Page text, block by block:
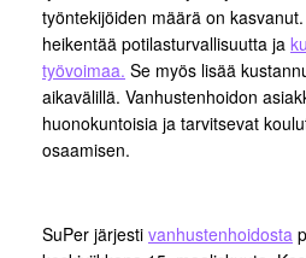
työntekijöiden määrä on
heikentää potilasturvallisuutta ja
työvoimaa. Se myös lisää
aikavälillä. Vanhustenhoidon
huonokuntoisia ja tarvitsevat
osaamisen.
SuPer järjesti vanhustenhoidosta